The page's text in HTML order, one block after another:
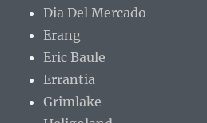
Dia Del Mercado
Erang
Eric Baule
Errantia
Grimlake